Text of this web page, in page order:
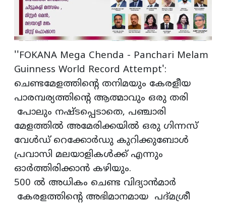
''FOKANA Mega Chenda - Panchari Melam
Guinness World Record Attempt':
ചെണ്ടമേളത്തിന്റെ തനിമയും കേരളീയ
പാരമ്പര്യത്തിന്റെ ആത്മാവും ഒരു തരി
പോലും നഷ്ടപ്പെടാതെ, പഞ്ചാരി
മേളത്തില്‍ അമേരിക്കയില്‍ ഒരു ഗിന്നസ്
വേള്‍ഡ് റെക്കോര്‍ഡു കുറിക്കുബോള്‍
പ്രവാസി മലയാളികള്‍ക്ക് എന്നും
ഓര്‍ത്തിരിക്കാന്‍ കഴിയും.
500 ല്‍ അധികം ചെണ്ട വിദ്യാന്‍മാര്‍
കേരളത്തിന്റെ അഭിമാനമായ പദ്മശ്രീ